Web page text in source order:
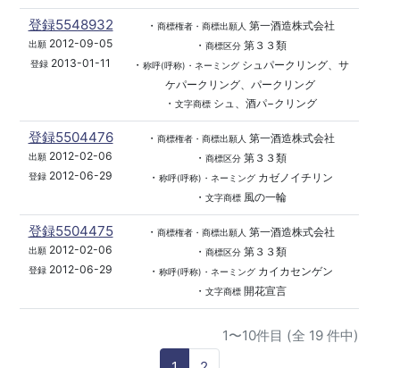
登録5548932
出願 2012-09-05
登録 2013-01-11
・ 商標権者・商標出願人 第一酒造株式会社
・ 商標区分第３３類
・ 称呼(呼称)・ネーミングシュパークリング、サ
ケパークリング、パークリング
・ 文字商標シュ、酒パ−クリング
登録5504476
出願 2012-02-06
登録 2012-06-29
・ 商標権者・商標出願人 第一酒造株式会社
・ 商標区分第３３類
・ 称呼(呼称)・ネーミングカゼノイチリン
・ 文字商標風の一輪
登録5504475
出願 2012-02-06
登録 2012-06-29
・ 商標権者・商標出願人 第一酒造株式会社
・ 商標区分第３３類
・ 称呼(呼称)・ネーミングカイカセンゲン
・ 文字商標開花宣言
1〜10件目 (全 19 件中)